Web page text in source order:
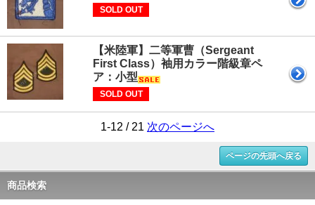
SOLD OUT
【米陸軍】二等軍曹（Sergeant
First Class）袖用カラー階級章ペ
ア：小型
SOLD OUT
1-12 / 21 次のページへ
ページの先頭へ戻る
商品検索